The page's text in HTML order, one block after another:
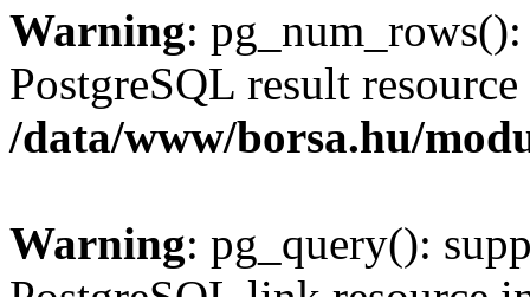
Warning:
PostgreSQL result
/data/www/borsa.hu/
Warning: pg_query():